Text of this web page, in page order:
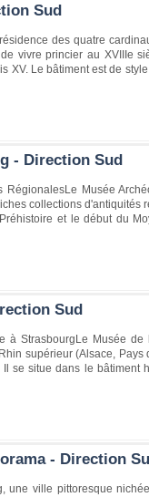
Sud
des quatre
vivre princier au XVIIIe
Le bâtiment est de
- Direction Sud
Musée
collections d'antiquités
et le début du
Sud
StrasbourgLe Musée
supérieur (Alsace,
se situe dans le bâtiment
- Direction
une ville pittoresque